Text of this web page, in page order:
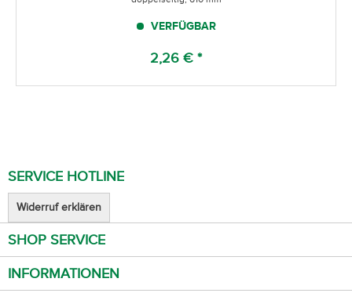
VERFÜGBAR
2,26 € *
SERVICE HOTLINE
Widerruf erklären
SHOP SERVICE
INFORMATIONEN